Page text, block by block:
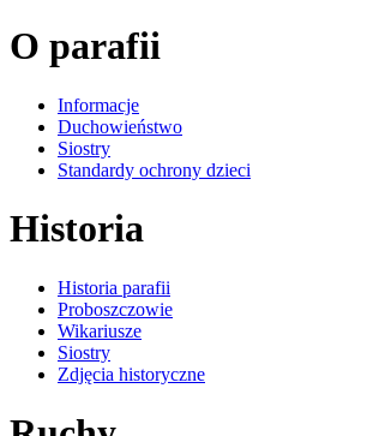
O parafii
Informacje
Duchowieństwo
Siostry
Standardy ochrony dzieci
Historia
Historia parafii
Proboszczowie
Wikariusze
Siostry
Zdjęcia historyczne